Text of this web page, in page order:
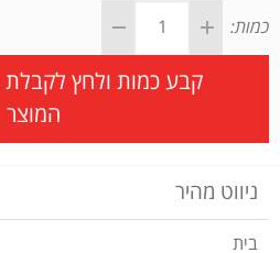
כמות:
קבע כמות ולחץ לקבלת
המוצר
ניווט מהיר
בית